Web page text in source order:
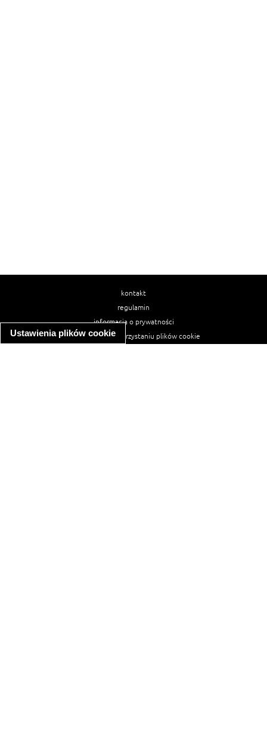
Ustawienia plików cookie
kontakt
regulamin
informacja o prywatności
informacja o wykorzystaniu plików cookie